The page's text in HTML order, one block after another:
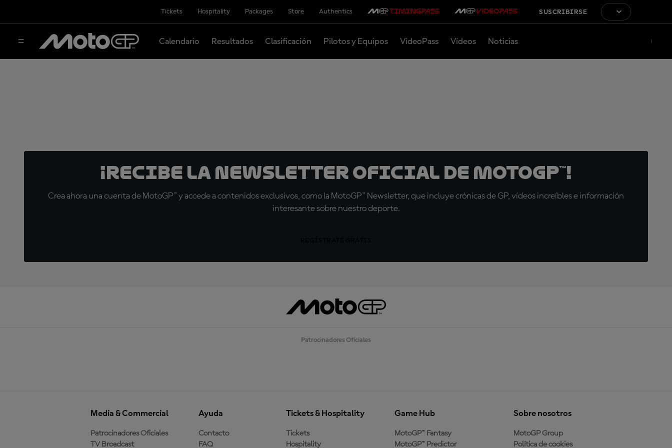
Tickets Hospitality Packages Store Authentics SUSCRIBIRSE
Calendario Resultados Clasificación Pilotos y Equipos VideoPass Vídeos Noticias
¡Recibe la Newsletter oficial de MotoGP™!
Crea ahora una cuenta de MotoGP™ y accede a contenidos exclusivos, como la MotoGP™ Newsletter, que incluye crónicas de GP, vídeos increíbles e información
interesante sobre nuestro deporte.
Patrocinadores Oficiales
Media & Commercial
Patrocinadores Oficiales
TV Broadcast
Ayuda
Contacto
FAQ
Tickets & Hospitality
Tickets
Hospitality
Game Hub
MotoGP™ Fantasy
MotoGP™ Predictor
Sobre nosotros
MotoGP Group
Política de cookies